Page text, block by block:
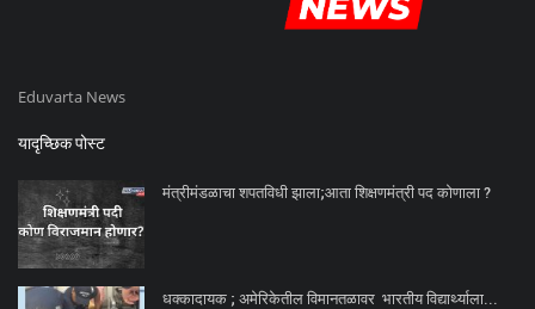
Eduvarta News
यादृच्छिक पोस्ट
मंत्रीमंडळाचा शपतविधी झाला;आता शिक्षणमंत्री पद कोणाला ?
धक्कादायक ; अमेरिकेतील विमानतळावर भारतीय विद्यार्थ्याला...